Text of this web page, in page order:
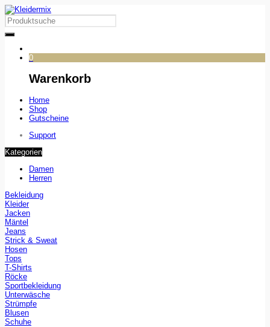
0
Warenkorb
Home
Shop
Gutscheine
Support
Kategorien
Damen
Herren
Bekleidung
Kleider
Jacken
Mäntel
Jeans
Strick & Sweat
Hosen
Tops
T-Shirts
Röcke
Sportbekleidung
Unterwäsche
Strümpfe
Blusen
Schuhe